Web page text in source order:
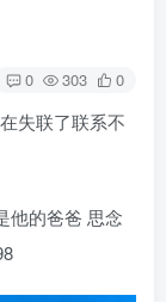
0 303 0
失联了联系不
他的爸爸 思念